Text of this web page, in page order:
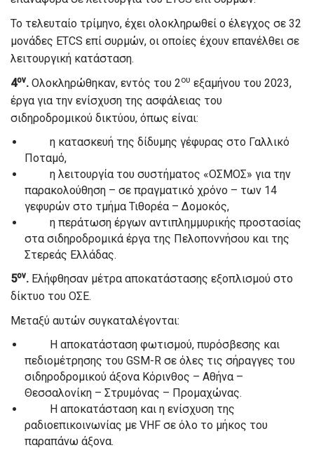
Το τελευταίο τρίμηνο, έχει ολοκληρωθεί ο έλεγχος σε 32
μονάδες ETCS επί συρμών, οι οποίες έχουν επανέλθει σε
λειτουργική κατάσταση.
4ον. Ολοκληρώθηκαν, εντός του 2ου εξαμήνου του 2023,
έργα για την ενίσχυση της ασφάλειας του
σιδηροδρομικού δικτύου, όπως είναι:
η κατασκευή της δίδυμης γέφυρας στο Γαλλικό
Ποταμό,
η λειτουργία του συστήματος «ΟΣΜΟΣ» για την
παρακολούθηση – σε πραγματικό χρόνο – των 14
γεφυρών στο τμήμα Τιθορέα – Δομοκός,
η περάτωση έργων αντιπλημμυρικής προστασίας
στα σιδηροδρομικά έργα της Πελοποννήσου και της
Στερεάς Ελλάδας.
5ον. Ελήφθησαν μέτρα αποκατάστασης εξοπλισμού στο
δίκτυο του ΟΣΕ.
Μεταξύ αυτών συγκαταλέγονται:
Η αποκατάσταση φωτισμού, πυρόσβεσης και
πεδιομέτρησης του GSM-R σε όλες τις σήραγγες του
σιδηροδρομικού άξονα Κόρινθος – Αθήνα –
Θεσσαλονίκη – Στρυμόνας – Προμαχώνας.
Η αποκατάσταση και η ενίσχυση της
ραδιοεπικοινωνίας με VHF σε όλο το μήκος του
παραπάνω άξονα.